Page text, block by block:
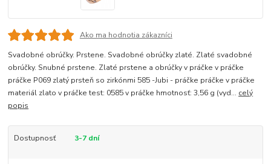
Ako ma hodnotia zákazníci
Svadobné obrúčky. Prstene. Svadobné obrúčky zlaté. Zlaté svadobné
obrúčky. Snubné prstene. Zlaté prstene a obrúčky v práčke v práčke
práčke P069 zlatý prsteň so zirkónmi 585 -Jubi - práčke práčke v práčke
materiál zlato v práčke test: 0585 v práčke hmotnosť: 3,56 g (vyd... celý
popis
Dostupnosť 3-7 dní